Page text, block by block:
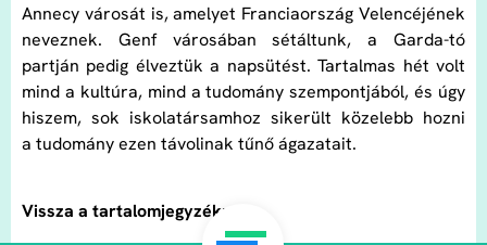
Annecy városát is, amelyet Franciaország Velencéjének
neveznek. Genf városában sétáltunk, a Garda-tó
partján pedig élveztük a napsütést. Tartalmas hét volt
mind a kultúra, mind a tudomány szempontjából, és úgy
hiszem, sok iskolatársamhoz sikerült közelebb hozni
a tudomány ezen távolinak tűnő ágazatait.
Vissza a tartalomjegyzékre